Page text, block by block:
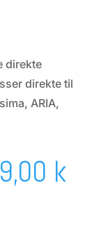
direkte
direkte til
ARIA,
k